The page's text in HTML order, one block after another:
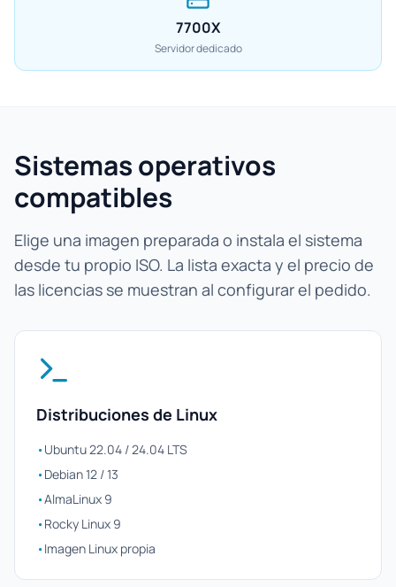
7700X
Servidor dedicado
Sistemas operativos
compatibles
Elige una imagen preparada o instala el sistema
desde tu propio ISO. La lista exacta y el precio de
las licencias se muestran al configurar el pedido.
Distribuciones de Linux
•Ubuntu 22.04 / 24.04 LTS
•Debian 12 / 13
•AlmaLinux 9
•Rocky Linux 9
•Imagen Linux propia